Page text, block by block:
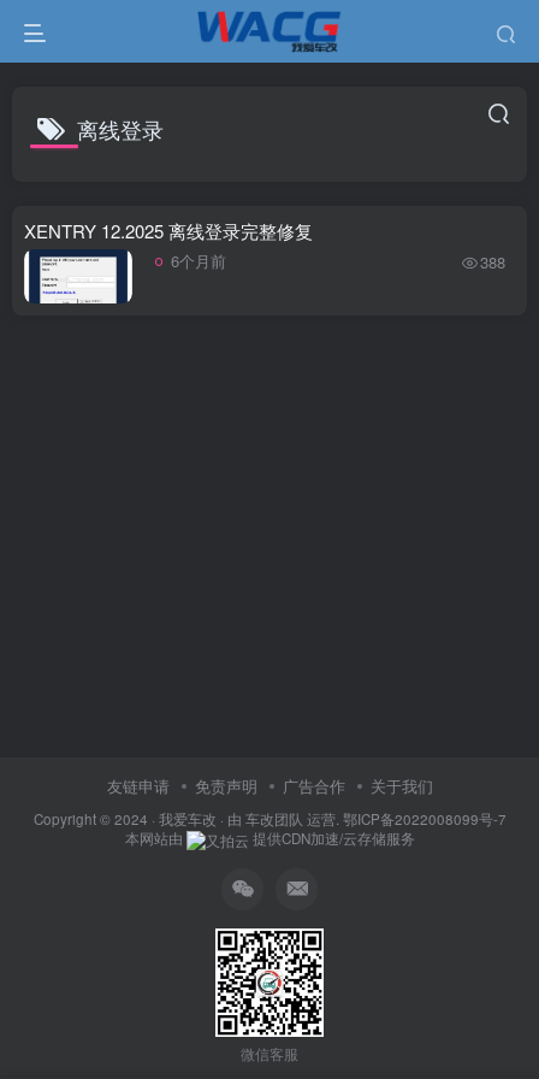
离线登录
XENTRY 12.2025 离线登录完整修复
6个月前 388
友链申请 免责声明 广告合作 关于我们
Copyright © 2024 · 我爱车改 · 由 车改团队 运营. 鄂ICP备2022008099号-7
本网站由
提供CDN加速/云存储服务
微信客服